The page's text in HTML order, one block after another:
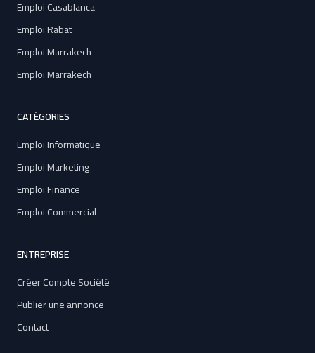
Emploi Casablanca
Emploi Rabat
Emploi Marrakech
Emploi Marrakech
CATÉGORIES
Emploi Informatique
Emploi Marketing
Emploi Finance
Emploi Commercial
ENTREPRISE
Créer Compte Société
Publier une annonce
Contact